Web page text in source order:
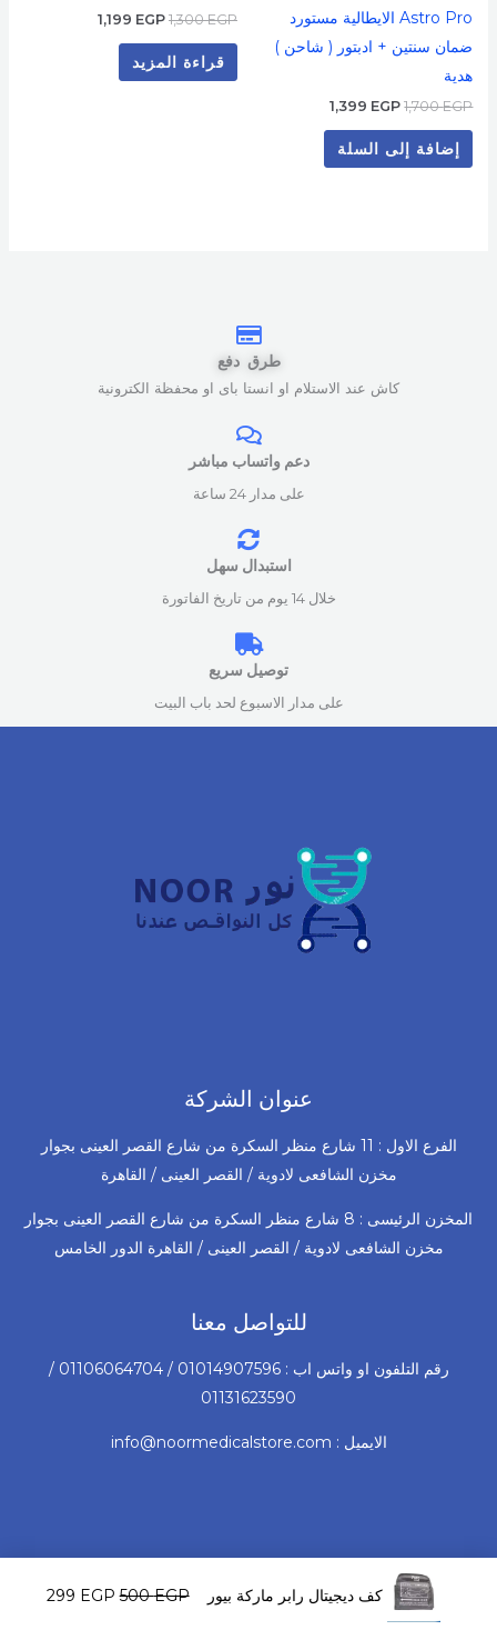
كف ديجيتال رابر ماركة بيور مقاس (22-36)500EGP
الأصلي299 EGP
الحالي
Astro Pro الايطالية مستورد
ضمان سنتين + ادبتور ( شاحن )
هدية
1,700EGP
1,399 EGP
إضافة إلى السلة
1,300EGP
1,199 EGP
قراءة المزيد
طرق دفع
كاش عند الاستلام او انستا باى او محفظة الكترونية
دعم واتساب مباشر
على مدار 24 ساعة
استبدال سهل
خلال 14 يوم من تاريخ الفاتورة
توصيل سريع
على مدار الاسبوع لحد باب البيت
عنوان الشركة
الفرع الاول : 11 شارع منظر السكرة من شارع القصر العينى بجوار
مخزن الشافعى لادوية / القصر العينى / القاهرة
المخزن الرئيسى : 8 شارع منظر السكرة من شارع القصر العينى بجوار
مخزن الشافعى لادوية / القصر العينى / القاهرة الدور الخامس
للتواصل معنا
رقم التلفون او واتس اب : 01014907596 / 01106064704 /
01131623590
الايميل : info@noormedicalstore.com
الطبية